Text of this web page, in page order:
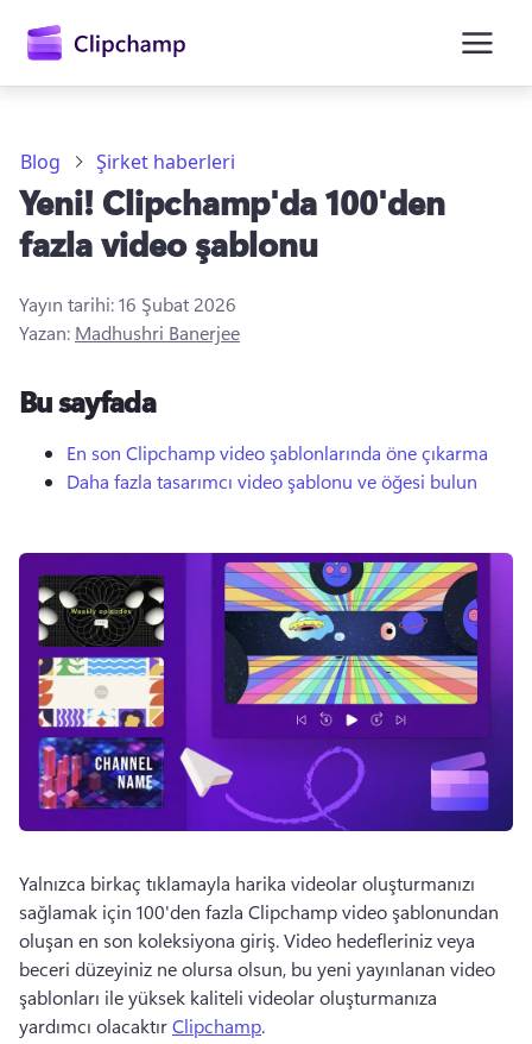
Ücretsiz deneyin
Blog Şirket haberleri
Yeni! Clipchamp'da 100'den
fazla video şablonu
Yayın tarihi:16 Şubat 2026
Yazan: Madhushri Banerjee
Bu sayfada
En son Clipchamp video şablonlarında öne çıkarma
Daha fazla tasarımcı video şablonu ve öğesi bulun
Yalnızca birkaç tıklamayla harika videolar oluşturmanızı
sağlamak için 100'den fazla Clipchamp video şablonundan
oluşan en son koleksiyona giriş. Video hedefleriniz veya
beceri düzeyiniz ne olursa olsun, bu yeni yayınlanan video
şablonları ile yüksek kaliteli videolar oluşturmanıza
yardımcı olacaktır Clipchamp.